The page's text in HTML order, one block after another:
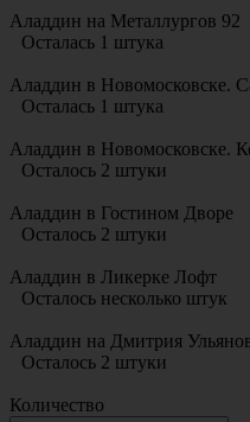
Аладдин на Металлургов 92
Осталась 1 штука
Аладдин в Новомосковске.
Осталась 1 штука
Аладдин в Новомосковске.
Осталось 2 штуки
Аладдин в Гостином Дворе
Осталось 2 штуки
Аладдин в Ликерке Лофт
Осталось несколько штук
Аладдин на Дмитрия
Осталось 2 штуки
Количество